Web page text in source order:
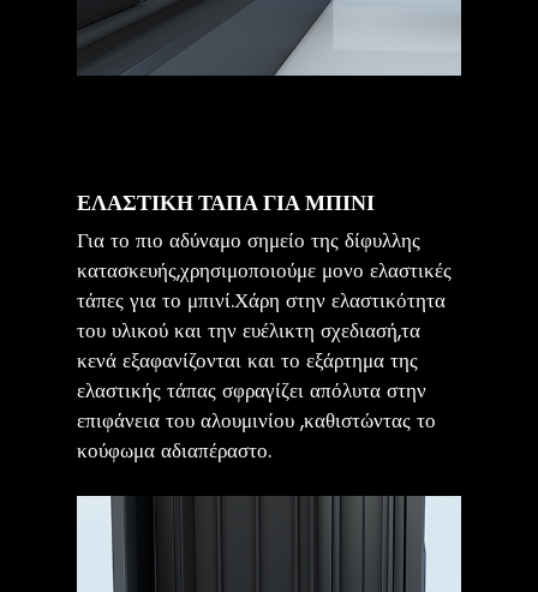
ΕΛΑΣΤΙΚΗ ΤΑΠΑ ΓΙΑ ΜΠΙΝΙ
Για το πιο αδύναμο σημείο της δίφυλλης
κατασκευής,χρησιμοποιούμε μονο ελαστικές
τάπες για το μπινί.Χάρη στην ελαστικότητα
του υλικού και την ευέλικτη σχεδιασή,τα
κενά εξαφανίζονται και το εξάρτημα της
ελαστικής τάπας σφραγίζει απόλυτα στην
επιφάνεια του αλουμινίου ,καθιστώντας το
κούφωμα αδιαπέραστο.